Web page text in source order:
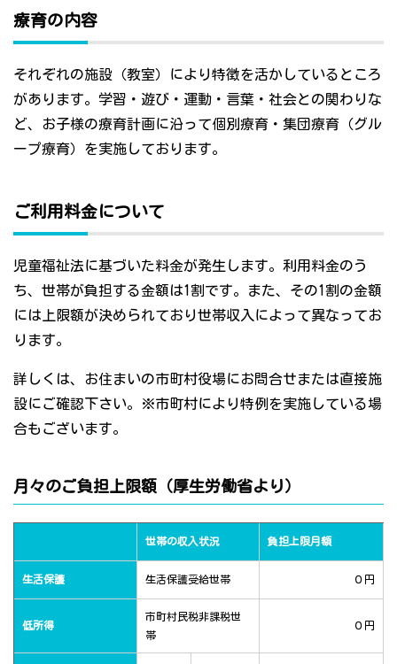
療育の内容
それぞれの施設（教室）により特徴を活かしているところ
があります。学習・遊び・運動・言葉・社会との関わりな
ど、お子様の療育計画に沿って個別療育・集団療育（グル
ープ療育）を実施しております。
ご利用料金について
児童福祉法に基づいた料金が発生します。利用料金のう
ち、世帯が負担する金額は1割です。また、その1割の金額
には上限額が決められており世帯収入によって異なってお
ります。
詳しくは、お住まいの市町村役場にお問合せまたは直接施
設にご確認下さい。※市町村により特例を実施している場
合もございます。
月々のご負担上限額（厚生労働省より）
世帯の収入状況 負担上限月額
生活保護 生活保護受給世帯 ０円
低所得
市町村民税非課税世
帯
０円